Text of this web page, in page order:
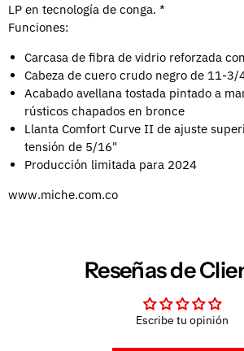
LP en tecnología de conga. *
Funciones:
Carcasa de fibra de vidrio reforzada
Cabeza de cuero crudo negro de 11-3/
Acabado avellana tostada pintado a
rústicos chapados en bronce
Llanta Comfort Curve II de ajuste
tensión de 5/16"
Producción limitada para 2024
www.miche.com.co
Reseñas de
Escribe tu opinión